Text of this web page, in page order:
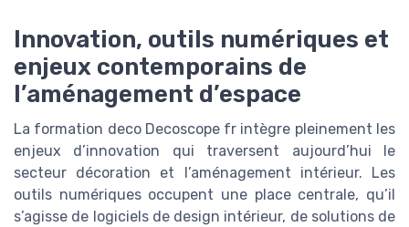
Innovation, outils numériques et
enjeux contemporains de
l’aménagement d’espace
La formation deco Decoscope fr intègre pleinement les
enjeux d’innovation qui traversent aujourd’hui le
secteur décoration et l’aménagement intérieur. Les
outils numériques occupent une place centrale, qu’il
s’agisse de logiciels de design intérieur, de solutions de